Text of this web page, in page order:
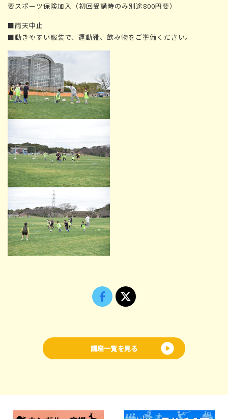
要スポーツ保険加入（初回受講時のみ別途800円要）
■雨天中止
■動きやすい服装で、運動靴、飲み物をご準備ください。
講座一覧を見る